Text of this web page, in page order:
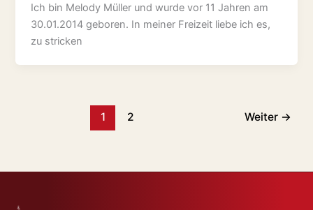
Ich bin Melody Müller und wurde vor 11 Jahren am
30.01.2014 geboren. In meiner Freizeit liebe ich es,
zu stricken
1 2 Weiter →